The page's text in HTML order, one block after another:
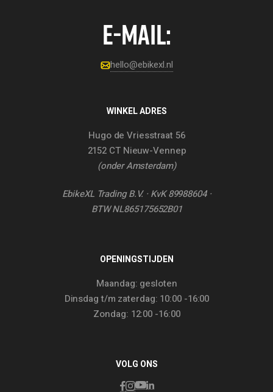
E-MAIL:
hello@ebikexl.nl
WINKEL ADRES
Hugo de Vriesstraat 56
2152 CT Nieuw-Vennep
(onder Amsterdam)
EbikeXL Trading B.V. · KvK 89988604 ·
BTW NL865175652B01
OPENINGSTIJDEN
Maandag: gesloten
Dinsdag t/m zaterdag: 10:00 -16:00
Zondag: 12:00 -16:00
VOLG ONS